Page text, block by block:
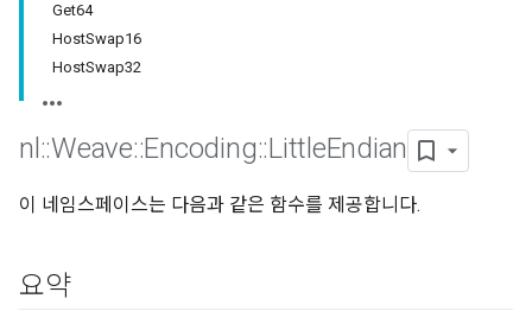
Get64
HostSwap16
HostSwap32
nl ::Weave::Encoding::LittleEndian
이 네임스페이스는 다음과 같은 함수를 제공합니다.
요약